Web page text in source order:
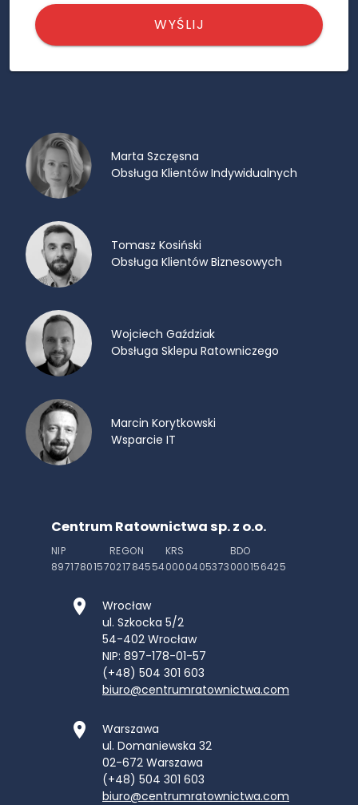
WYŚLIJ
Marta Szczęsna
Obsługa Klientów Indywidualnych
Tomasz Kosiński
Obsługa Klientów Biznesowych
Wojciech Gaździak
Obsługa Sklepu Ratowniczego
Marcin Korytkowski
Wsparcie IT
Centrum Ratownictwa sp. z o.o.
NIP
8971780157
REGON
021784554
KRS
0000405373
BDO
000156425
Wrocław
ul. Szkocka 5/2
54-402 Wrocław
NIP: 897-178-01-57
(+48) 504 301 603
biuro@centrumratownictwa.com
Warszawa
ul. Domaniewska 32
02-672 Warszawa
(+48) 504 301 603
biuro@centrumratownictwa.com